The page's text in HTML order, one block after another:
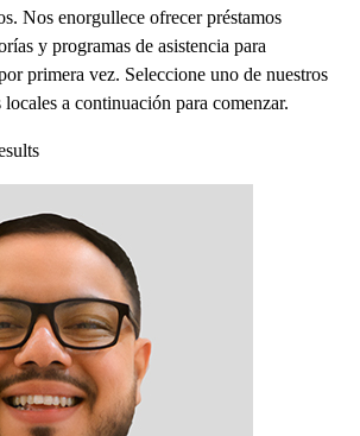
Nos enorgullece ofrecer préstamos
y programas de asistencia para
primera vez. Seleccione uno de nuestros
a continuación para comenzar.